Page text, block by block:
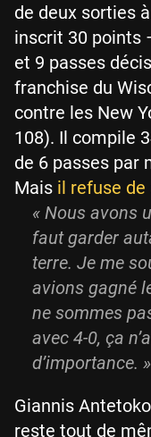
de deux sorties
inscrit 30 points
et 9 passes
franchise du
contre les New
108). Il compile
de 6 passes par
Mais il refuse de
« Nous avons
faut garder
terre. Je me
avions gagné
ne sommes
avec 4-0, ça
d’importance. »
Giannis
reste tout de